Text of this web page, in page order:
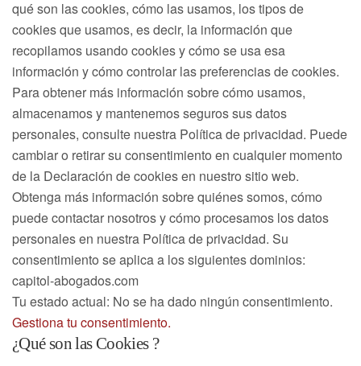
qué son las cookies, cómo las usamos, los tipos de
cookies que usamos, es decir, la información que
recopilamos usando cookies y cómo se usa esa
información y cómo controlar las preferencias de cookies.
Para obtener más información sobre cómo usamos,
almacenamos y mantenemos seguros sus datos
personales, consulte nuestra Política de privacidad. Puede
cambiar o retirar su consentimiento en cualquier momento
de la Declaración de cookies en nuestro sitio web.
Obtenga más información sobre quiénes somos, cómo
puede contactar nosotros y cómo procesamos los datos
personales en nuestra Política de privacidad. Su
consentimiento se aplica a los siguientes dominios:
capitol-abogados.com
Tu estado actual: No se ha dado ningún consentimiento.
Gestiona tu consentimiento.
¿Qué son las Cookies ?